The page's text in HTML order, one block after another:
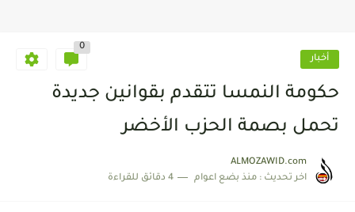
أخبار
0
حكومة النمسا تتقدم بقوانين جديدة
تحمل بصمة الحزب الأخضر
ALMOZAWID.com
اخر تحديث : منذ بضع اعوام 4 دقائق للقراءة